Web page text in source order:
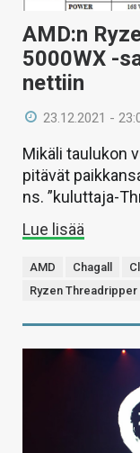
AMD:n
5000WX -
nettiin
23.12.2021 -
Mikäli taulukon
pitävät
ns. ”kuluttaja-
Lue lisää
AMD Chagall
Ryzen Threadripper